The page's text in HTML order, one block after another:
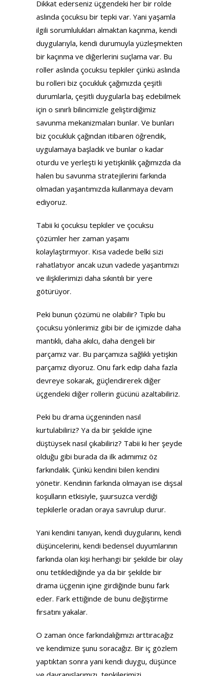
Dikkat ederseniz üçgendeki her bir rolde
aslında çocuksu bir tepki var. Yani yaşamla
ilgili sorumlulukları almaktan kaçınma, kendi
duygularıyla, kendi durumuyla yüzleşmekten
bir kaçınma ve diğerlerini suçlama var. Bu
roller aslında çocuksu tepkiler çünkü aslında
bu rolleri biz çocukluk çağımızda çeşitli
durumlarla, çeşitli duygularla baş edebilmek
için o sınırlı bilincimizle geliştirdiğimiz
savunma mekanizmaları bunlar. Ve bunları
biz çocukluk çağından itibaren öğrendik,
uygulamaya başladık ve bunlar o kadar
oturdu ve yerleşti ki yetişkinlik çağımızda da
halen bu savunma stratejilerini farkında
olmadan yaşantımızda kullanmaya devam
ediyoruz.
Tabii ki çocuksu tepkiler ve çocuksu
çözümler her zaman yaşamı
kolaylaştırmıyor. Kısa vadede belki sizi
rahatlatıyor ancak uzun vadede yaşantımızı
ve ilişkilerimizi daha sıkıntılı bir yere
götürüyor.
Peki bunun çözümü ne olabilir? Tıpkı bu
çocuksu yönlerimiz gibi bir de içimizde daha
mantıklı, daha akılcı, daha dengeli bir
parçamız var. Bu parçamıza sağlıklı yetişkin
parçamız diyoruz. Onu fark edip daha fazla
devreye sokarak, güçlendirerek diğer
üçgendeki diğer rollerin gücünü azaltabiliriz.
Peki bu drama üçgeninden nasıl
kurtulabiliriz? Ya da bir şekilde içine
düştüysek nasıl çıkabiliriz? Tabii ki her şeyde
olduğu gibi burada da ilk adımımız öz
farkındalık. Çünkü kendini bilen kendini
yönetir. Kendinin farkında olmayan ise dışsal
koşulların etkisiyle, şuursuzca verdiği
tepkilerle oradan oraya savrulup durur.
Yani kendini tanıyan, kendi duygularını, kendi
düşüncelerini, kendi bedensel duyumlarının
farkında olan kişi herhangi bir şekilde bir olay
onu tetiklediğinde ya da bir şekilde bir
drama üçgenin içine girdiğinde bunu fark
eder. Fark ettiğinde de bunu değiştirme
fırsatını yakalar.
O zaman önce farkındalığımızı arttıracağız
ve kendimize şunu soracağız. Bir iç gözlem
yaptıktan sonra yani kendi duygu, düşünce